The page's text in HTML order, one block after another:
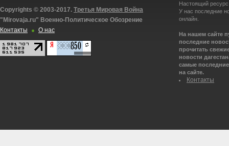
Copyrights © 2003-2017. Третья Мировая Война
"Mirovaja.ru" Военно-Политическое Обозрение
Контакты
О нас
Настоящий
У нас последние
онлайн.
На нашем сайте
последние
прочитать
новости
самые
на сайте.
Контакты